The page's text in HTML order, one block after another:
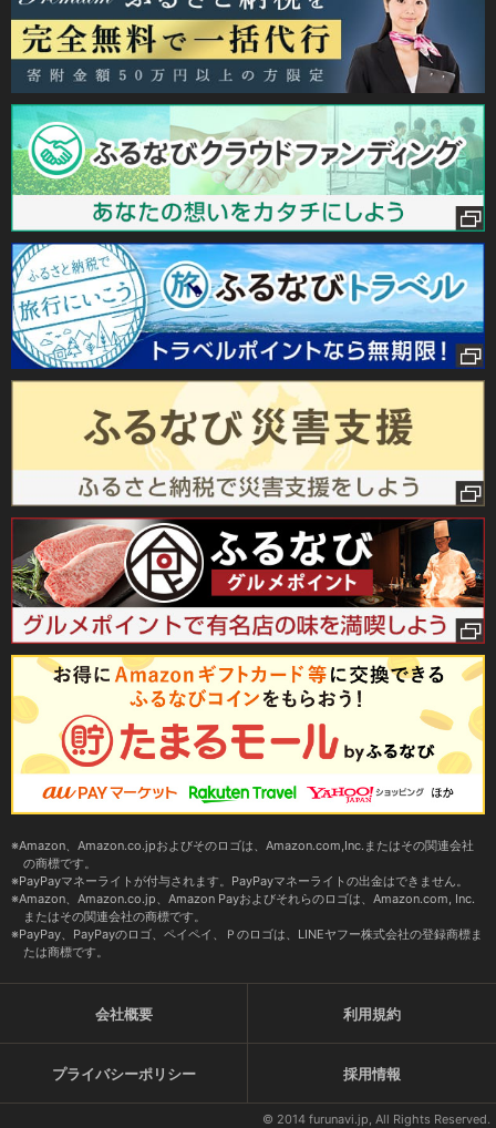
Amazon、Amazon.co.jpおよびそのロゴは、Amazon.com,Inc.またはその関連会社
の商標です。
PayPayマネーライトが付与されます。PayPayマネーライトの出金はできません。
Amazon、Amazon.co.jp、Amazon Payおよびそれらのロゴは、Amazon.com, Inc.
またはその関連会社の商標です。
PayPay、PayPayのロゴ、ペイペイ、Ｐのロゴは、LINEヤフー株式会社の登録商標ま
たは商標です。
会社概要 利用規約
プライバシーポリシー 採用情報
© 2014 furunavi.jp, All Rights Reserved.